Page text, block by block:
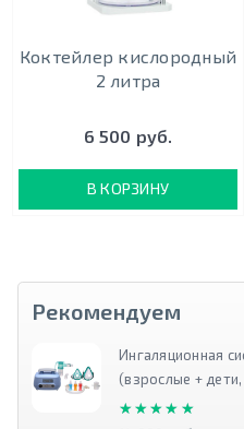
Коктейлер кислородный
2 литра
6 500 руб.
В КОРЗИНУ
Рекомендуем
Ингаляционная
(взрослые +
★★★★★
★★★★★